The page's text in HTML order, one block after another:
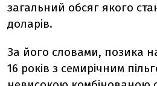
загальний обсяг якого
доларів.
За його словами, позика
16 років з семирічним